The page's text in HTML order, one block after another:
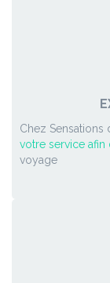
Chez
votre service afin
voyage